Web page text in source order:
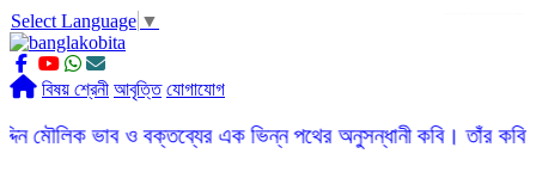
Select Language ▼
বিষয় শ্রেনী আবৃত্তি যোগাযোগ
ভাব ও বক্তব্যের এক ভিন্ন পথের অনুসন্ধানী কবি।